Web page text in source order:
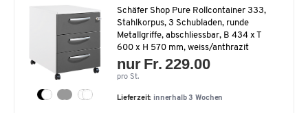
Schäfer Shop Pure Rollcontainer 333,
Stahlkorpus, 3 Schubladen, runde
Metallgriffe, abschliessbar, B 434 x T
600 x H 570 mm, weiss/anthrazit
nur Fr. 229.00
pro St.
Lieferzeit: innerhalb 3 Wochen